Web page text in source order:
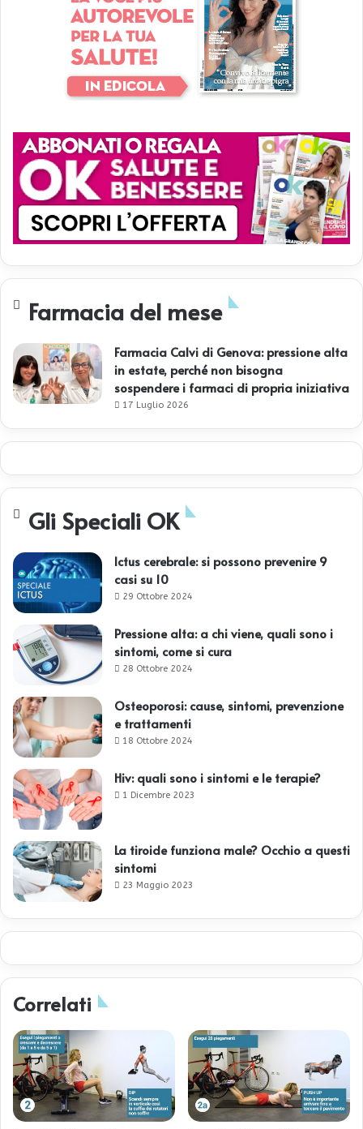
Farmacia del mese
Farmacia Calvi di Genova: pressione alta
in estate, perché non bisogna
sospendere i farmaci di propria iniziativa
17 Luglio 2026
Gli Speciali OK
Ictus cerebrale: si possono prevenire 9
casi su 10
29 Ottobre 2024
Pressione alta: a chi viene, quali sono i
sintomi, come si cura
28 Ottobre 2024
Osteoporosi: cause, sintomi, prevenzione
e trattamenti
18 Ottobre 2024
Hiv: quali sono i sintomi e le terapie?
1 Dicembre 2023
La tiroide funziona male? Occhio a questi
sintomi
23 Maggio 2023
Correlati